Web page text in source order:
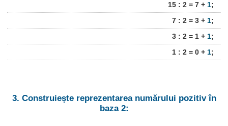
15 : 2 = 7 + 1;
7 : 2 = 3 + 1;
3 : 2 = 1 + 1;
1 : 2 = 0 + 1;
3. Construiește reprezentarea numărului pozitiv în
baza 2: